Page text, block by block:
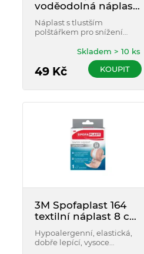
voděodolná náplast
19x72mm 20 ks
Náplast s tlustším
polštářkem pro snížení
Určena nejen pro
49 Kč
Skladem > 10 ks
KOUPIT
3M Spofaplast 164
textilní náplast 8 cm
Hypoalergenní, elastická,
dobře lepící, vysoce